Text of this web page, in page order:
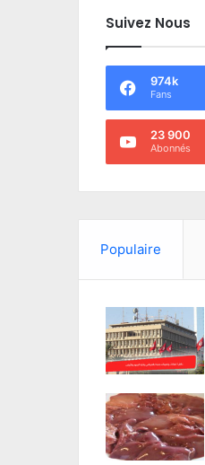
Suivez Nous
974k
Fans
23 900
Abonnés
Populaire